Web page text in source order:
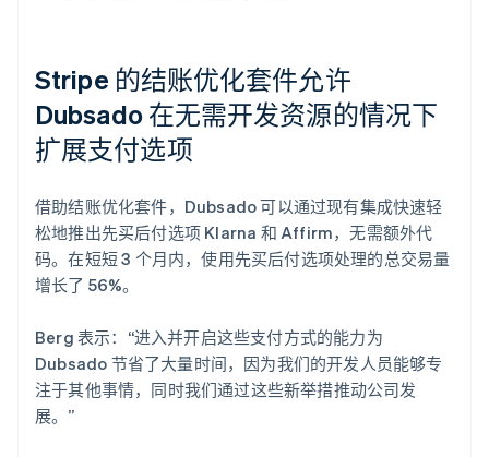
Stripe 的结账优化套件允许
Dubsado 在无需开发资源的情况下
扩展支付选项
借助结账优化套件，Dubsado 可以通过现有集成快速轻
松地推出先买后付选项 Klarna 和 Affirm，无需额外代
码。在短短 3 个月内，使用先买后付选项处理的总交易量
增长了 56%。
Berg 表示：“进入并开启这些支付方式的能力为
Dubsado 节省了大量时间，因为我们的开发人员能够专
注于其他事情，同时我们通过这些新举措推动公司发
展。”